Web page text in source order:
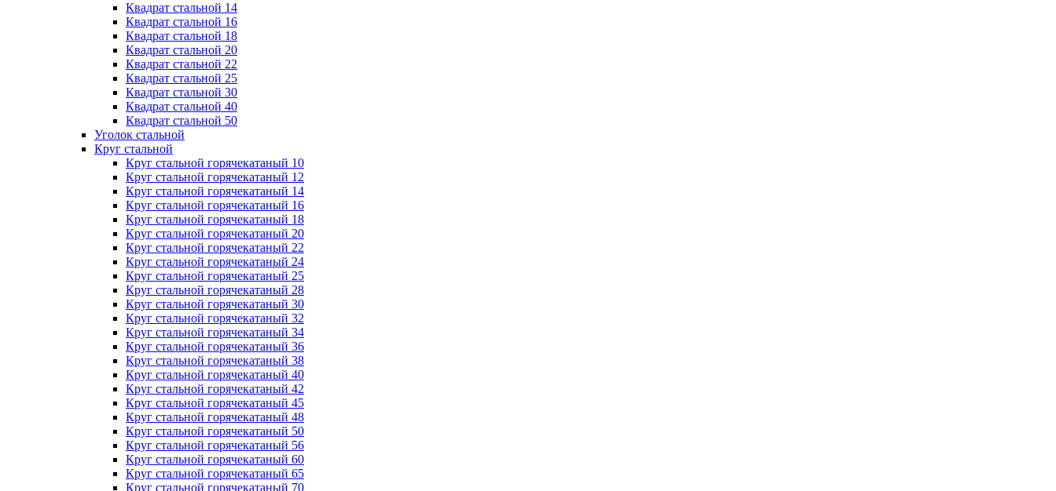
Квадрат стальной 14
Квадрат стальной 16
Квадрат стальной 18
Квадрат стальной 20
Квадрат стальной 22
Квадрат стальной 25
Квадрат стальной 30
Квадрат стальной 40
Квадрат стальной 50
Уголок стальной
Круг стальной
Круг стальной горячекатаный 10
Круг стальной горячекатаный 12
Круг стальной горячекатаный 14
Круг стальной горячекатаный 16
Круг стальной горячекатаный 18
Круг стальной горячекатаный 20
Круг стальной горячекатаный 22
Круг стальной горячекатаный 24
Круг стальной горячекатаный 25
Круг стальной горячекатаный 28
Круг стальной горячекатаный 30
Круг стальной горячекатаный 32
Круг стальной горячекатаный 34
Круг стальной горячекатаный 36
Круг стальной горячекатаный 38
Круг стальной горячекатаный 40
Круг стальной горячекатаный 42
Круг стальной горячекатаный 45
Круг стальной горячекатаный 48
Круг стальной горячекатаный 50
Круг стальной горячекатаный 56
Круг стальной горячекатаный 60
Круг стальной горячекатаный 65
Круг стальной горячекатаный 70